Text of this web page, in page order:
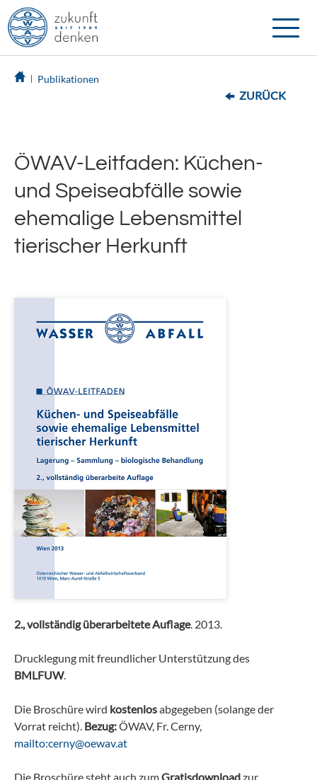
Toggle
Publikationen
ZURÜCK
ÖWAV-Leitfaden: Küchen-
und Speiseabfälle sowie
ehemalige Lebensmittel
tierischer Herkunft
2., vollständig überarbeitete Auflage. 2013.
Drucklegung mit freundlicher Unterstützung des
BMLFUW.
Die Broschüre wird kostenlosabgegeben (solange der
Vorrat reicht). Bezug:ÖWAV, Fr. Cerny,
mailto:cerny@oewav.at
Die Broschüre steht auch zumGratisdownloadzur